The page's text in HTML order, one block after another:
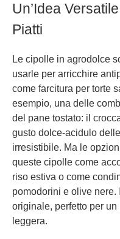
Un’Idea
Piatti
Le cipolle in agrodolce
usarle per arricchire
come farcitura per torte
esempio, una delle
del pane tostato: il
gusto dolce-acidulo
irresistibile. Ma le
queste cipolle come
riso estiva o come
pomodorini e olive nere.
originale, perfetto per
leggera.